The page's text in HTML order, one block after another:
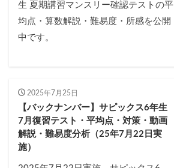
生 夏期講習マンスリー確認テストの平
均点・算数解説・難易度・所感を公開
中です。
2025年7月25日
【バックナンバー】サピックス6年生
7月復習テスト・平均点・対策・動画
解説・難易度分析（25年7月22日実
施）